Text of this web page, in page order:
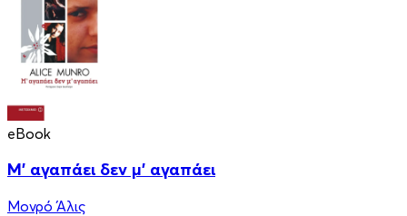
eBook
Μ' αγαπάει δεν μ' αγαπάει
Μονρό Άλις